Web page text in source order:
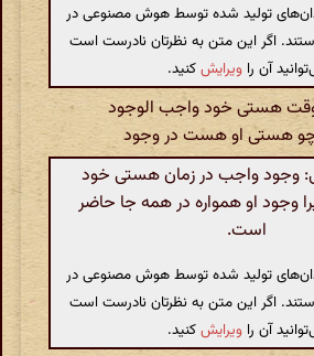
تولید شده توسط هوش مصنوعی در
اگر این متن به نظرتان نادرست است
آن را ویرایشکنید.
هستی خود واجب الوجود
چو هستی او هست در وجود
واجب در زمان هستی خود
وجود او همواره در همه جا حاضر
است.
تولید شده توسط هوش مصنوعی در
اگر این متن به نظرتان نادرست است
آن را ویرایشکنید.